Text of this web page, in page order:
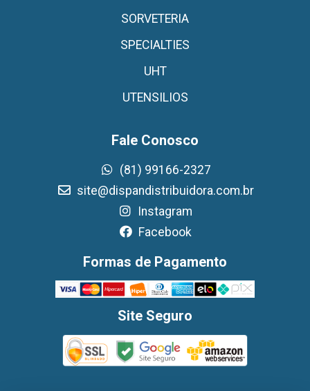
SORVETERIA
SPECIALTIES
UHT
UTENSILIOS
Fale Conosco
(81) 99166-2327
site@dispandistribuidora.com.br
Instagram
Facebook
Formas de Pagamento
Site Seguro